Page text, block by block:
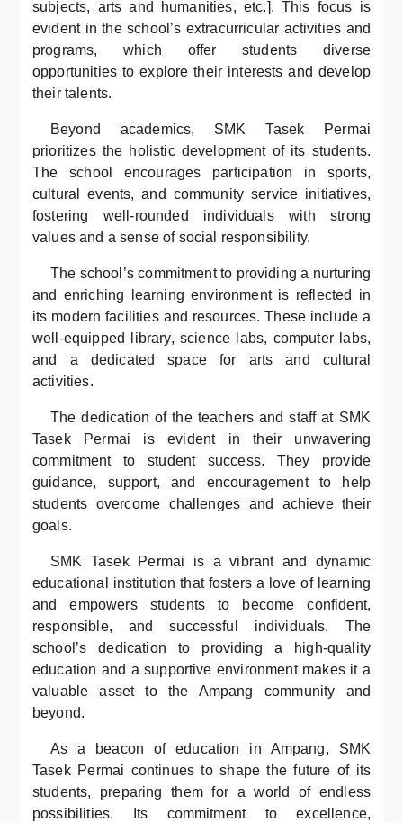
subjects, arts and humanities, etc.]. This focus is
evident in the school’s extracurricular activities and
programs, which offer students diverse
opportunities to explore their interests and develop
their talents.
Beyond academics, SMK Tasek Permai
prioritizes the holistic development of its students.
The school encourages participation in sports,
cultural events, and community service initiatives,
fostering well-rounded individuals with strong
values and a sense of social responsibility.
The school’s commitment to providing a nurturing
and enriching learning environment is reflected in
its modern facilities and resources. These include a
well-equipped library, science labs, computer labs,
and a dedicated space for arts and cultural
activities.
The dedication of the teachers and staff at SMK
Tasek Permai is evident in their unwavering
commitment to student success. They provide
guidance, support, and encouragement to help
students overcome challenges and achieve their
goals.
SMK Tasek Permai is a vibrant and dynamic
educational institution that fosters a love of learning
and empowers students to become confident,
responsible, and successful individuals. The
school’s dedication to providing a high-quality
education and a supportive environment makes it a
valuable asset to the Ampang community and
beyond.
As a beacon of education in Ampang, SMK
Tasek Permai continues to shape the future of its
students, preparing them for a world of endless
possibilities. Its commitment to excellence,